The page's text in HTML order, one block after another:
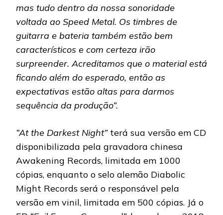
mas tudo dentro da nossa sonoridade
voltada ao Speed Metal. Os timbres de
guitarra e bateria também estão bem
característicos e com certeza irão
surpreender. Acreditamos que o material está
ficando além do esperado, então as
expectativas estão altas para darmos
sequência da produção”.
“At the Darkest Night”terá sua versão em CD
disponibilizada pela gravadora chinesa
Awakening Records, limitada em 1000
cópias, enquanto o selo alemão Diabolic
Might Records será o responsável pela
versão em vinil, limitada em 500 cópias. Já o